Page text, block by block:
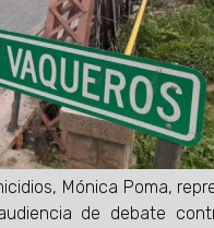
Mónica Poma,
de debate